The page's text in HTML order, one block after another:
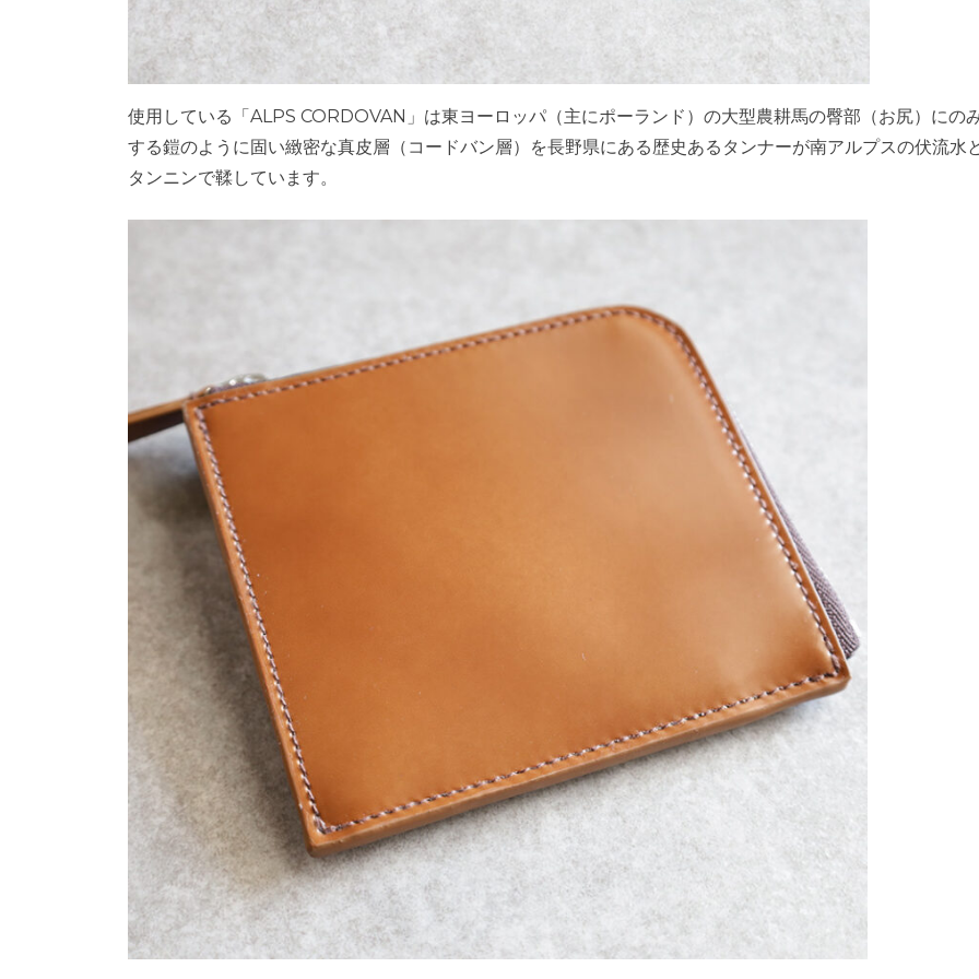
使用している「ALPS CORDOVAN」は東ヨーロッパ（主にポーランド）の大型農耕馬の臀部（お尻）にの
する鎧のように固い緻密な真皮層（コードバン層）を長野県にある歴史あるタンナーが南アルプスの伏流水
タンニンで鞣しています。